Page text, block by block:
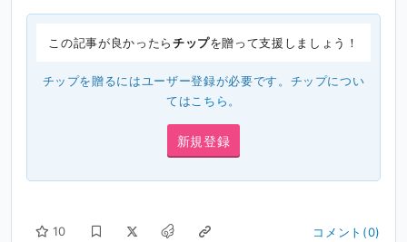
この記事が良かったらチップを贈って支援しましょう！
チップを贈るにはユーザー登録が必要です。チップについ
ては こちら 。
新規登録
10 コメント(0)